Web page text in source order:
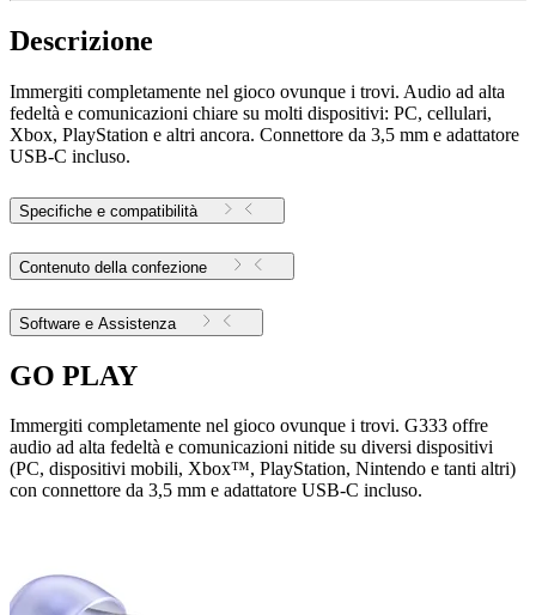
Descrizione
Immergiti completamente nel gioco ovunque i trovi. Audio ad alta
fedeltà e comunicazioni chiare su molti dispositivi: PC, cellulari,
Xbox, PlayStation e altri ancora. Connettore da 3,5 mm e adattatore
USB-C incluso.
Specifiche e compatibilità
Contenuto della confezione
Software e Assistenza
GO PLAY
Immergiti completamente nel gioco ovunque i trovi. G333 offre
audio ad alta fedeltà e comunicazioni nitide su diversi dispositivi
(PC, dispositivi mobili, Xbox™, PlayStation, Nintendo e tanti altri)
con connettore da 3,5 mm e adattatore USB-C incluso.